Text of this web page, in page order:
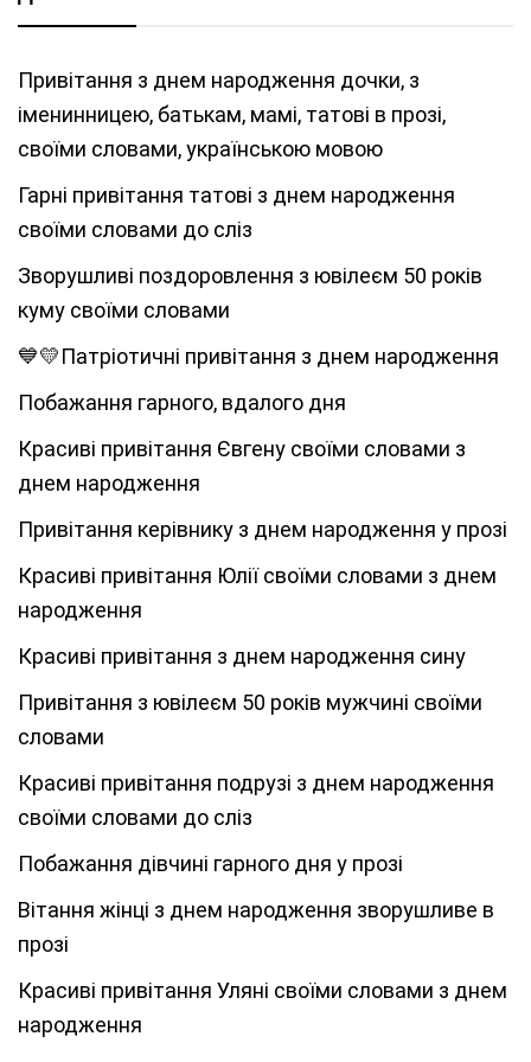
Привітання з днем народження дочки, з
іменинницею, батькам, мамі, татові в прозі,
своїми словами, українською мовою
Гарні привітання татові з днем народження
своїми словами до сліз
Зворушливі поздоровлення з ювілеєм 50 років
куму своїми словами
💙💛Патріотичні привітання з днем народження
Побажання гарного, вдалого дня
Красиві привітання Євгену своїми словами з
днем народження
Привітання керівнику з днем народження у прозі
Красиві привітання Юлії своїми словами з днем
народження
Красиві привітання з днем народження сину
Привітання з ювілеєм 50 років мужчині своїми
словами
Красиві привітання подрузі з днем народження
своїми словами до сліз
Побажання дівчині гарного дня у прозі
Вітання жінці з днем народження зворушливе в
прозі
Красиві привітання Уляні своїми словами з днем
народження